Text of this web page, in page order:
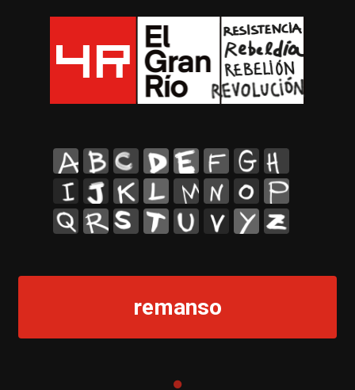
A B C D E F G
H
I
J K L M N O
P
remanso